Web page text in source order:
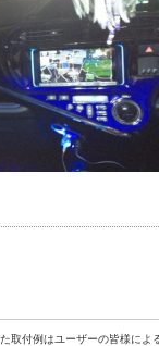
取付例はユーザーの皆様によ